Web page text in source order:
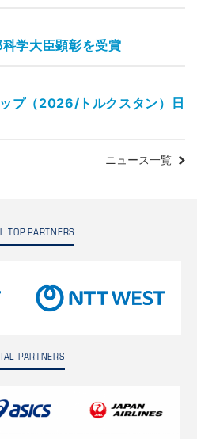
学大臣顕彰を受賞
プ（2026/トルクスタン）日
ニュース一覧
TOP PARTNERS
PARTNERS